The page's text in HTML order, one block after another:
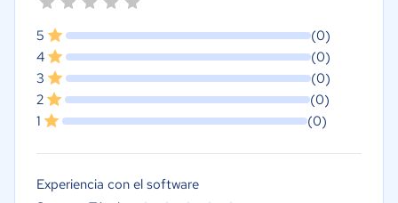
5
(0)
4
(0)
3
(0)
2
(0)
1
(0)
Experiencia con el software